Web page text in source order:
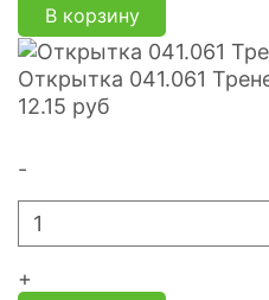
В корзину
Открытка 041.061
12.15 руб
-
+